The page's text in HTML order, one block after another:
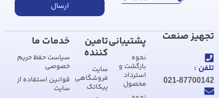
ارسال
تجهیز صنعت
تلفن :
021-87700142
پشتیبانی
نحوه
بازگشت و
استرداد
محصول
تامین
کننده
سایت
فروشگاهی
پیکاتک
خدمات ما
سیاست حفظ حریم
خصوصی
قوانین استفاده از
سایت